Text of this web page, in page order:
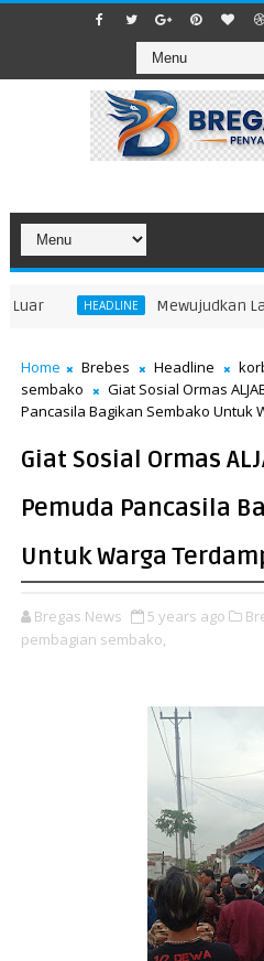
HEADLINE ​Mewujudkan
Home Brebes Headline
sembako
Giat Sosial Ormas
Pancasila Bagikan Sembako Untuk
Giat Sosial Ormas
Pemuda Pancasila
Untuk Warga
Bregas News 5 years ago
pembagian sembako,